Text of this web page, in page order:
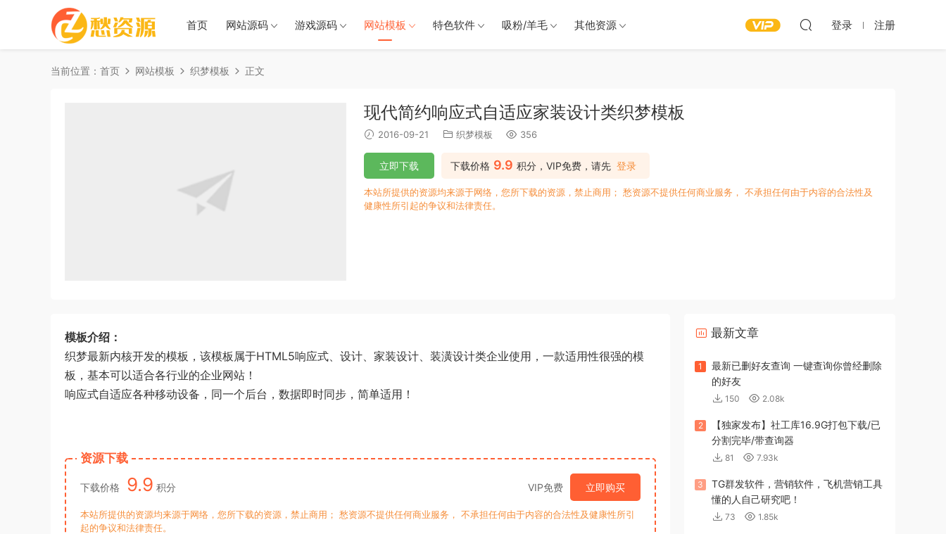
首页 网站源码 游戏源码 网站模板 特色软件 吸粉/羊毛 其他资源 登录 注册
当前位置： 首页 网站模板 织梦模板 正文
现代简约响应式自适应家装设计类织梦模板
2016-09-21 织梦模板 356
下载价格 9.9 积分，VIP免费，请先 登录
立即下载
本站所提供的资源均来源于网络，您所下载的资源，禁止商用； 愁资源不提供任何商业服务， 不承担任何由于内容的合法性及
健康性所引起的争议和法律责任。
模板介绍：
织梦最新内核开发的模板，该模板属于HTML5响应式、设计、家装设计、装潢设计类企业使用，一款适用性很强的模
板，基本可以适合各行业的企业网站！
响应式自适应各种移动设备，同一个后台，数据即时同步，简单适用！
资源下载
下载价格 9.9 积分 VIP免费 立即购买
本站所提供的资源均来源于网络，您所下载的资源，禁止商用； 愁资源不提供任何商业服务， 不承担任何由于内容的合法性及健康性所引
起的争议和法律责任。
最新文章
1
最新已删好友查询 一键查询你曾经删除
的好友
150 2.08k
2
【独家发布】社工库16.9G打包下载/已
分割完毕/带查询器
81 7.93k
3
TG群发软件，营销软件，飞机营销工具
懂的人自己研究吧！
73 1.85k